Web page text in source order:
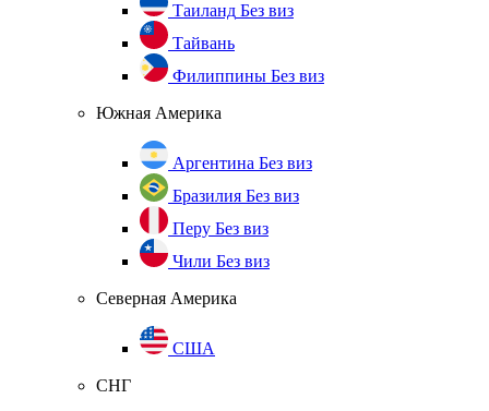
Таиланд Без виз
Тайвань
Филиппины Без виз
Южная Америка
Аргентина Без виз
Бразилия Без виз
Перу Без виз
Чили Без виз
Северная Америка
США
СНГ